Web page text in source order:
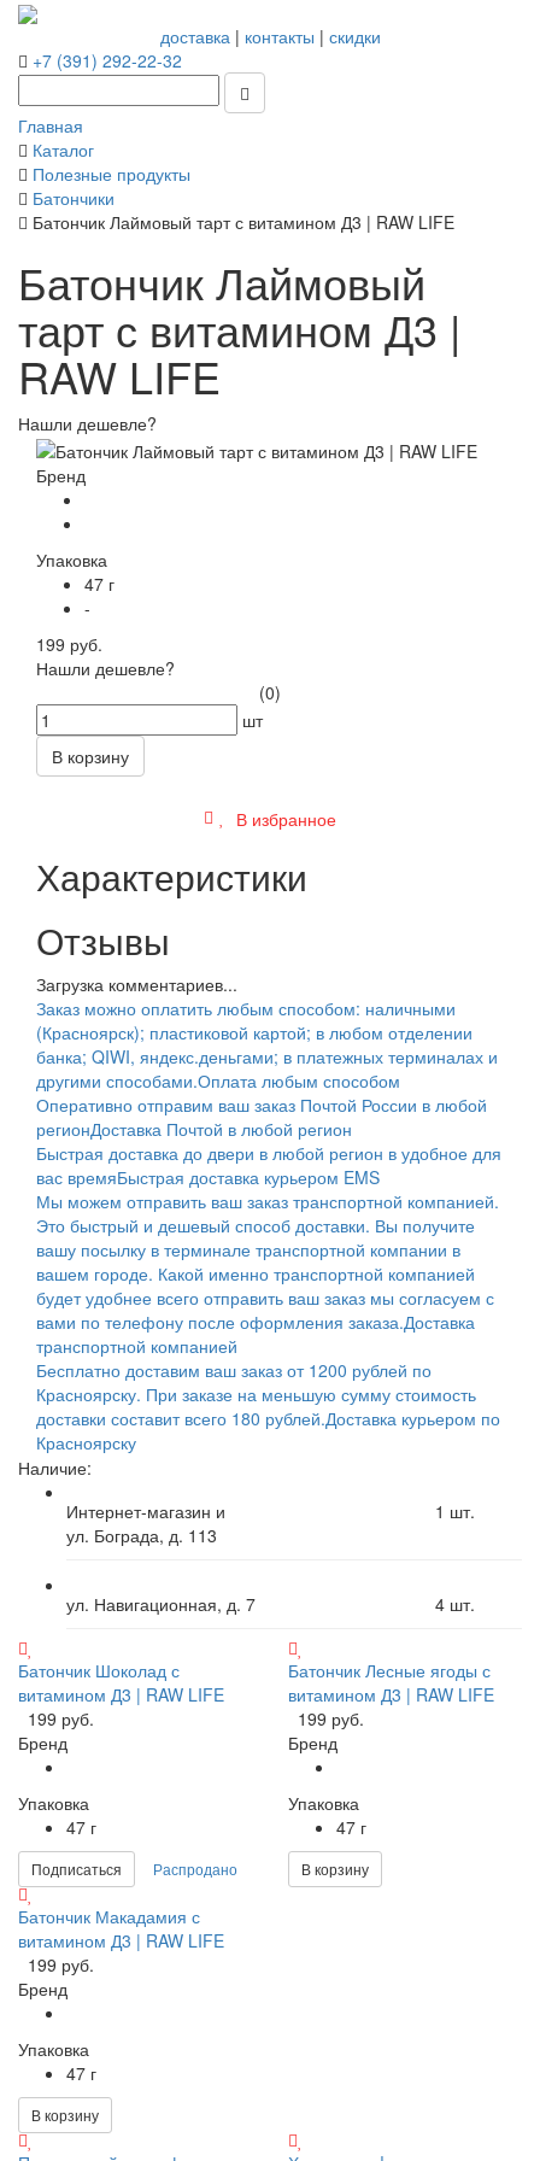
доставка| контакты | скидки
+7 (391) 292-22-32
Главная
Каталог
Полезные продукты
Батончики
Батончик Лаймовый тарт с витамином Д3 | RAW LIFE
Батончик Лаймовый
тарт с витамином Д3 |
RAW LIFE
Нашли дешевле?
Бренд
Упаковка
47 г
-
199 руб.
Нашли дешевле?
(0)
шт
В корзину
В избранное
Характеристики
Отзывы
Загрузка комментариев...
Заказ можно оплатить любым способом: наличными
(Красноярск); пластиковой картой; в любом отделении
банка; QIWI, яндекс.деньгами; в платежных терминалах и
другими способами.Оплата любым способом
Оперативно отправим ваш заказ Почтой России в любой
регионДоставка Почтой в любой регион
Быстрая доставка до двери в любой регион в удобное для
вас времяБыстрая доставка курьером EMS
Мы можем отправить ваш заказ транспортной компанией.
Это быстрый и дешевый способ доставки. Вы получите
вашу посылку в терминале транспортной компании в
вашем городе. Какой именно транспортной компанией
будет удобнее всего отправить ваш заказ мы согласуем с
вами по телефону после оформления заказа.Доставка
транспортной компанией
Бесплатно доставим ваш заказ от 1200 рублей по
Красноярску. При заказе на меньшую сумму стоимость
доставки составит всего 180 рублей.Доставка курьером по
Красноярску
Наличие:
Интернет-магазин и
ул. Бограда, д. 113
1 шт.
ул. Навигационная, д. 7 4 шт.
Батончик Шоколад с
витамином Д3 | RAW LIFE
199 руб.
Бренд
Упаковка
47 г
Подписаться Распродано
Батончик Лесные ягоды с
витамином Д3 | RAW LIFE
199 руб.
Бренд
Упаковка
47 г
В корзину
Батончик Макадамия с
витамином Д3 | RAW LIFE
199 руб.
Бренд
Упаковка
47 г
В корзину